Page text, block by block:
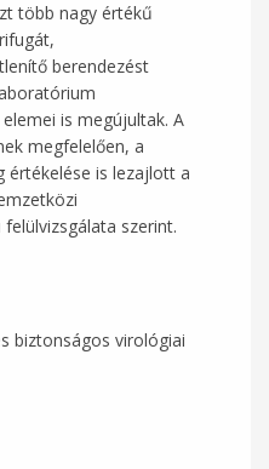
több nagy értékű
berendezést
is megújultak. A
megfelelően, a
értékelése is lezajlott a
szerint.